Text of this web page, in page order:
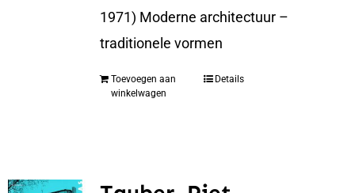
1971) Moderne architectuur –
traditionele vormen
Toevoegen aan
winkelwagen
Details